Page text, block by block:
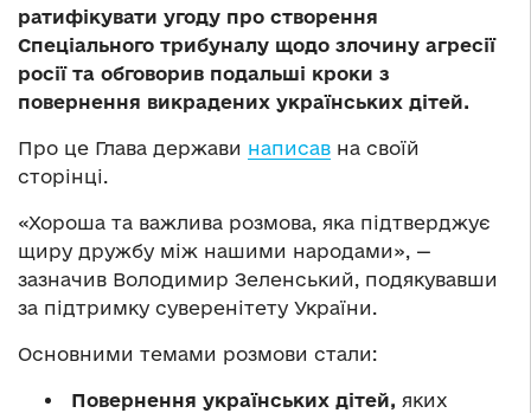
ратифікувати угоду про створення
Спеціального трибуналу щодо злочину агресії
росії та обговорив подальші кроки з
повернення викрадених українських дітей.
Про це Глава держави написав на своїй
сторінці.
«Хороша та важлива розмова, яка підтверджує
щиру дружбу між нашими народами», —
зазначив Володимир Зеленський, подякувавши
за підтримку суверенітету України.
Основними темами розмови стали:
Повернення українських дітей, яких